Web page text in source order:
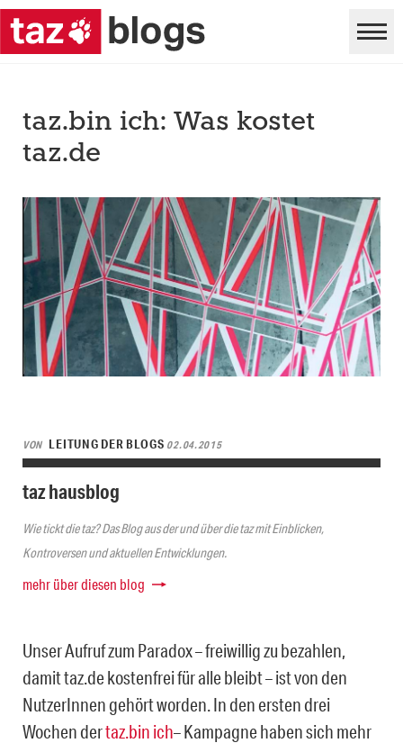
taz.bin ich: Was kostet
taz.de
VON LEITUNG DER BLOGS 02.04.2015
taz hausblog
Wie tickt die taz? Das Blog aus der und über die taz mit Einblicken,
Kontroversen und aktuellen Entwicklungen.
mehr über diesen blog
Unser Aufruf zum Paradox – freiwillig zu bezahlen,
damit taz.de kostenfrei für alle bleibt – ist von den
NutzerInnen gehört worden. In den ersten drei
Wochen dertaz.bin ich– Kampagne haben sich mehr